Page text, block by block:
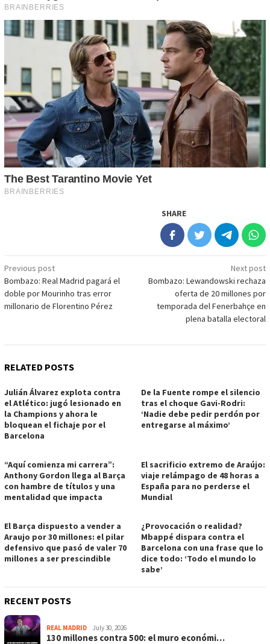
SHARE
Post
navigation
Previous post
Bombazo: Real Madrid pagará el
doble por Mourinho tras error
millonario de Florentino Pérez
Next post
Bombazo: Lewandowski rechaza
oferta de 20 millones por
temporada del Fenerbahçe en
plena batalla electoral
RELATED POSTS
Julián Álvarez explota contra
el Atlético: jugó lesionado en
la Champions y ahora le
bloquean el fichaje por el
Barcelona
De la Fuente rompe el silencio
tras el choque Gavi-Rodri:
‘Nadie debe pedir perdón por
entregarse al máximo’
“Aquí comienza mi carrera”:
Anthony Gordon llega al Barça
con hambre de títulos y una
mentalidad que impacta
El sacrificio extremo de Araújo:
viaje relámpago de 48 horas a
España para no perderse el
Mundial
El Barça dispuesto a vender a
Araujo por 30 millones: el pilar
defensivo que pasó de valer 70
millones a ser prescindible
¿Provocación o realidad?
Mbappé dispara contra el
Barcelona con una frase que lo
dice todo: ‘Todo el mundo lo
sabe’
RECENT POSTS
REAL MADRID July 30, 2026
130 millones contra 500: el muro económi…